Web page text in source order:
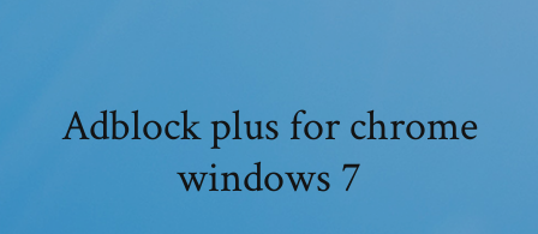
Adblock plus for chrome
windows 7